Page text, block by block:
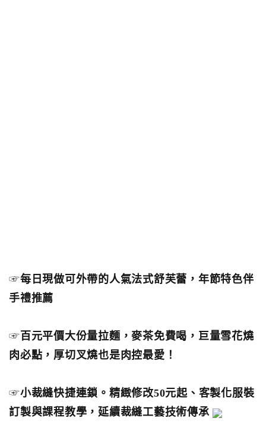
☞每日現做可外帶的人氣法式舒芙蕾，年節特色伴
手禮推薦
☞ 百元平價大份量拉麵，麥茶免費喝，巨量雪花燒
肉必點，厚切叉燒也是肉控最愛！
☞小裁縫快捷連鎖。精緻修改50元起、客製化服裝
訂製與課程教學，延續裁縫工藝技術傳承